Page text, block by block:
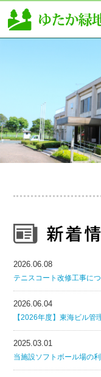
2026.06.08
テニスコート改修工事に
2026.06.04
【2026年度】東海ビル
2025.03.01
当施設ソフトボール場の